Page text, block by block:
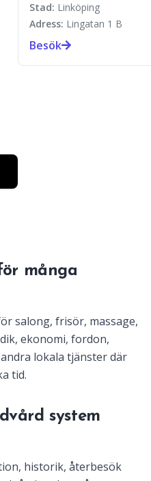
Stad: Linköping
Adress: Lingatan 1 B
Besök
många
salong, frisör, massage,
ekonomi, fordon,
lokala tjänster där
tid.
system
historik, återbesök